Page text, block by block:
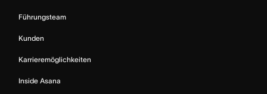
Führungsteam
Kunden
Karrieremöglichkeiten
Inside Asana